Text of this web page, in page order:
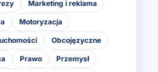
Marketing i reklama
Motoryzacja
Obcojęzyczne
Prawo Przemysł